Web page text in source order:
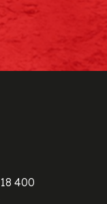
18 400